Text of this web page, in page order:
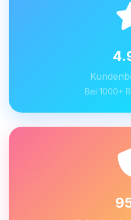
Bei 1000+